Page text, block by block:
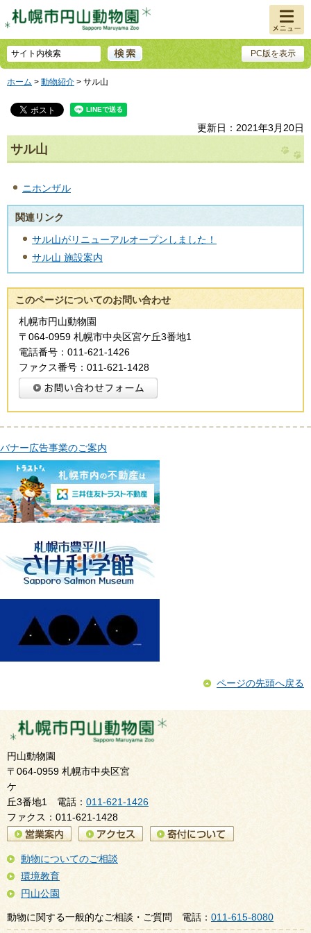
PC版を表示
メニュ
ー
ホーム > 動物紹介 > サル山
更新日：2021年3月20日
サル山
ニホンザル
関連リンク
サル山がリニューアルオープンしました！
サル山 施設案内
このページについてのお問い合わせ
札幌市円山動物園
〒064-0959 札幌市中央区宮ケ丘3番地1
電話番号：011-621-1426
ファクス番号：011-621-1428
バナー広告事業のご案内
ページの先頭へ戻る
円山動物園
〒064-0959 札幌市中央区宮
ケ
丘3番地1 電話： 011-621-1426
ファクス：011-621-1428
動物についてのご相談
環境教育
円山公園
動物に関する一般的なご相談・ご質問 電話： 011-615-8080